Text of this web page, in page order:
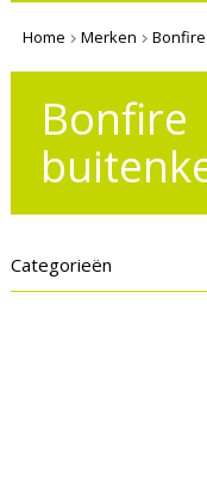
Home Merken Bonfire
Bonfire
Categorieën